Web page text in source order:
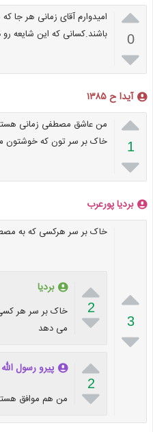

0

امیدوارم آقای زمانی هر
باشند.کسانی که این شایعه
آیدا ح ۱۳۸۵

1

من عاشق مصطفی زمانی
خاک بر سر تون که خوشتون
بردیا پورعرب

3

خاک بر سر هرکسی که به

2

بردیا
خاک بر سر هر
می دهد

2

پیرو رسول الله
من هم موافق